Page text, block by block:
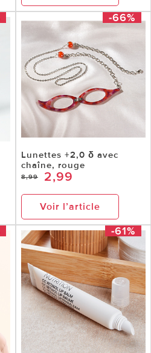
-66%
Lunettes +2,0 δ avec
chaîne, rouge
8,99 2,99
Voir l’article
-61%